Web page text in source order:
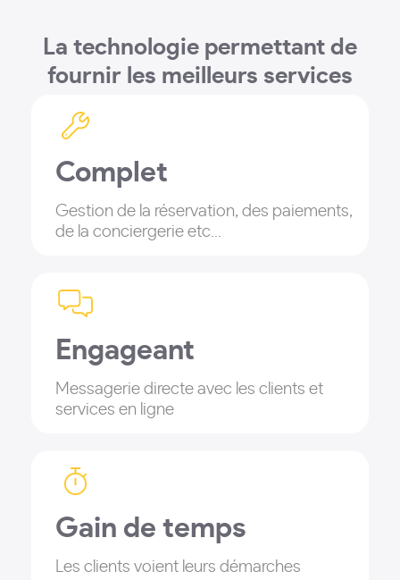
La technologie permettant de
fournir les meilleurs services
Complet
Gestion de la réservation, des paiements,
de la conciergerie etc...
Engageant
Messagerie directe avec les clients et
services en ligne
Gain de temps
Les clients voient leurs démarches